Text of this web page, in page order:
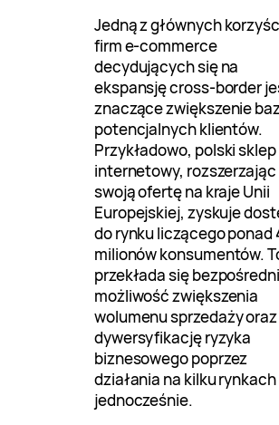
Jedną z głównych
firm e-commerce
decydujących się na
ekspansję cross-border
znaczące zwiększenie
potencjalnych klientów.
Przykładowo, polski sklep
internetowy, rozszerzając
swoją ofertę na kraje Unii
Europejskiej, zyskuje
do rynku liczącego ponad
milionów konsumentów.
przekłada się
możliwość zwiększenia
wolumenu sprzedaży oraz
dywersyfikację ryzyka
biznesowego poprzez
działania na kilku rynkach
jednocześnie.